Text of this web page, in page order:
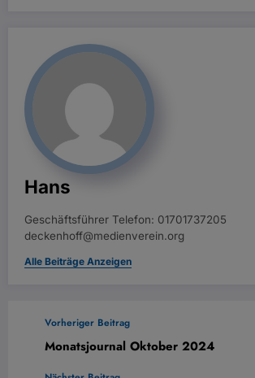
Hans
Geschäftsführer Telefon: 01701737205
deckenhoff@medienverein.org
Alle Beiträge Anzeigen
Vorheriger Beitrag
Monatsjournal Oktober 2024